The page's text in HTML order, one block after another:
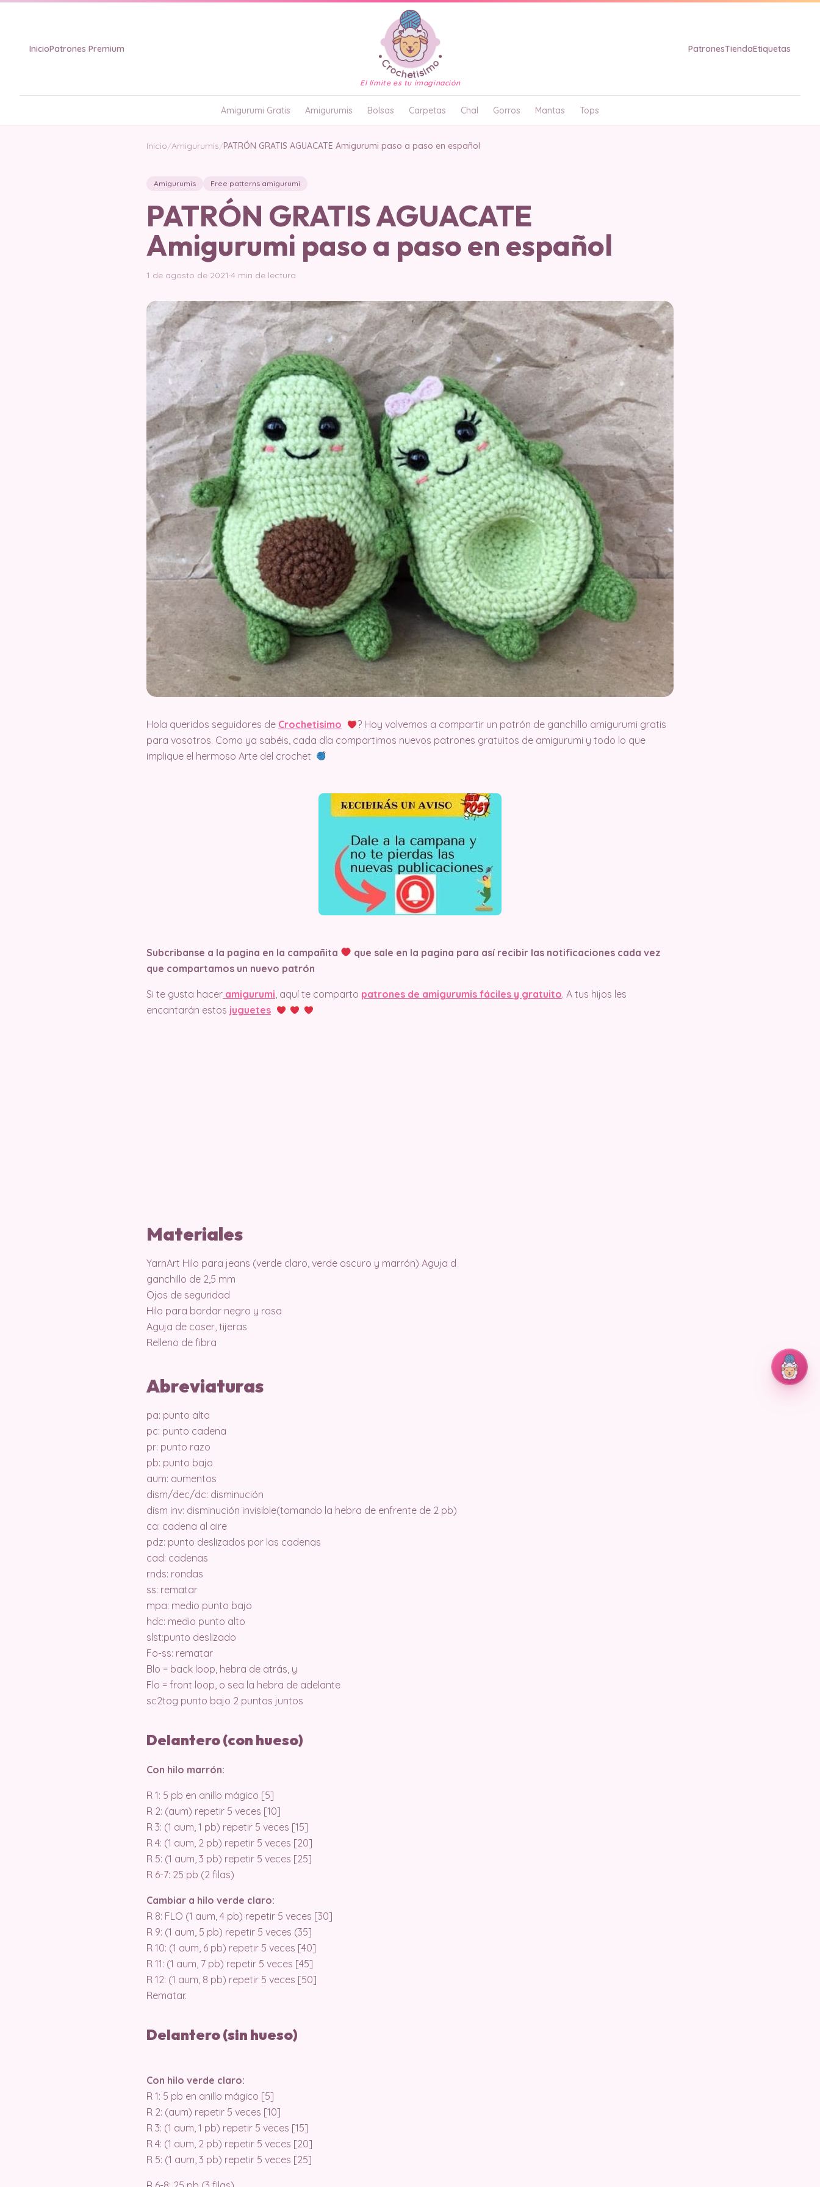
InicioPatrones Premium
El límite es tu imaginación
PatronesTiendaEtiquetas
Amigurumi Gratis Amigurumis Bolsas Carpetas Chal Gorros Mantas Tops
Inicio/Amigurumis/PATRÓN GRATIS AGUACATE Amigurumi paso a paso en español
Amigurumis Free patterns amigurumi
PATRÓN GRATIS AGUACATE
Amigurumi paso a paso en español
1 de agosto de 2021·4 min de lectura
Hola queridos seguidores de Crochetisimo
? Hoy volvemos a compartir un patrón de ganchillo amigurumi gratis
para vosotros. Como ya sabéis, cada día compartimos nuevos patrones gratuitos de amigurumi y todo lo que
implique el hermoso Arte del crochet
Subcribanse a la pagina en la campañita que sale en la pagina para así recibir las notificaciones cada vez
que compartamos un nuevo patrón
Si te gusta hacer amigurumi , aquí te comparto patrones de amigurumis fáciles y gratuito. A tus hijos les
encantarán estos juguetes
Materiales
YarnArt Hilo para jeans (verde claro, verde oscuro y marrón) Aguja d
ganchillo de 2,5 mm
Ojos de seguridad
Hilo para bordar negro y rosa
Aguja de coser, tijeras
Relleno de fibra
Abreviaturas
pa: punto alto
pc: punto cadena
pr: punto razo
pb: punto bajo
aum: aumentos
dism/dec/dc: disminución
dism inv: disminución invisible(tomando la hebra de enfrente de 2 pb)
ca: cadena al aire
pdz: punto deslizados por las cadenas
cad: cadenas
rnds: rondas
ss: rematar
mpa: medio punto bajo
hdc: medio punto alto
slst:punto deslizado
Fo-ss: rematar
Blo = back loop, hebra de atrás, y
Flo = front loop, o sea la hebra de adelante
sc2tog punto bajo 2 puntos juntos
Delantero (con hueso)
Con hilo marrón:
R 1: 5 pb en anillo mágico [5]
R 2: (aum) repetir 5 veces [10]
R 3: (1 aum, 1 pb) repetir 5 veces [15]
R 4: (1 aum, 2 pb) repetir 5 veces [20]
R 5: (1 aum, 3 pb) repetir 5 veces [25]
R 6-7: 25 pb (2 filas)
Cambiar a hilo verde claro:
R 8: FLO (1 aum, 4 pb) repetir 5 veces [30]
R 9: (1 aum, 5 pb) repetir 5 veces (35]
R 10: (1 aum, 6 pb) repetir 5 veces [40]
R 11: (1 aum, 7 pb) repetir 5 veces [45]
R 12: (1 aum, 8 pb) repetir 5 veces [50]
Rematar.
Delantero (sin hueso)
Con hilo verde claro:
R 1: 5 pb en anillo mágico [5]
R 2: (aum) repetir 5 veces [10]
R 3: (1 aum, 1 pb) repetir 5 veces [15]
R 4: (1 aum, 2 pb) repetir 5 veces [20]
R 5: (1 aum, 3 pb) repetir 5 veces [25]